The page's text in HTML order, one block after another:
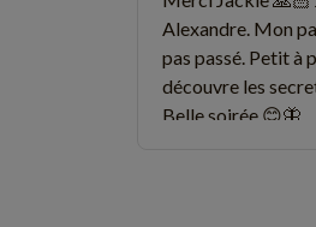
Alexandre. Mon
pas passé. Petit à
découvre les
Belle soirée 😊🦋